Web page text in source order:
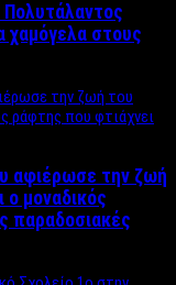
Πολυτάλαντος
χαμόγελα στους
αφιέρωσε την ζωή
ο μοναδικός
παραδοσιακές